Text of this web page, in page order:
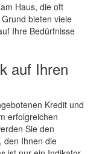
Haus, die oft
bieten viele
Ihre Bedürfnisse
auf Ihren
Kredit und
erfolgreichen
Sie den
den Ihnen die